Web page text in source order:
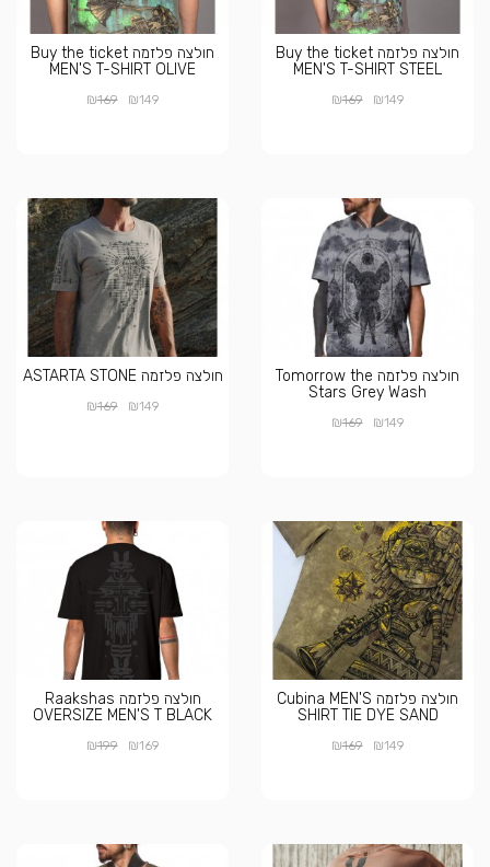
חולצה פלזמה Buy the ticket
MEN'S T-SHIRT STEEL
₪149
₪169
חולצה פלזמה Buy the ticket
MEN'S T-SHIRT OLIVE
₪149
₪169
חולצה פלזמה Tomorrow the
Stars Grey Wash
₪149
₪169
חולצה פלזמה ASTARTA STONE
₪149
₪169
חולצה פלזמה Cubina MEN'S
SHIRT TIE DYE SAND
₪149
₪169
חולצה פלזמה Raakshas
OVERSIZE MEN'S T BLACK
₪169
₪199